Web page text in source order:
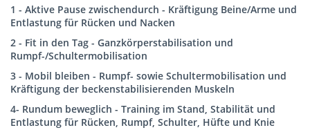
1 - Aktive Pause zwischendurch - Kräftigung Beine/Arme und
Entlastung für Rücken und Nacken
2 - Fit in den Tag - Ganzkörperstabilisation und
Rumpf-/Schultermobilisation
3 - Mobil bleiben - Rumpf- sowie Schultermobilisation und
Kräftigung der beckenstabilisierenden Muskeln
4- Rundum beweglich - Training im Stand, Stabilität und
Entlastung für Rücken, Rumpf, Schulter, Hüfte und Knie